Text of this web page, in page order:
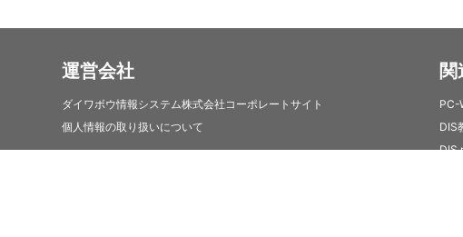
運営会社
ダイワボウ情報システム株式会社コーポレートサイト
個人情報の取り扱いについて
関
PC-
DIS
DIS